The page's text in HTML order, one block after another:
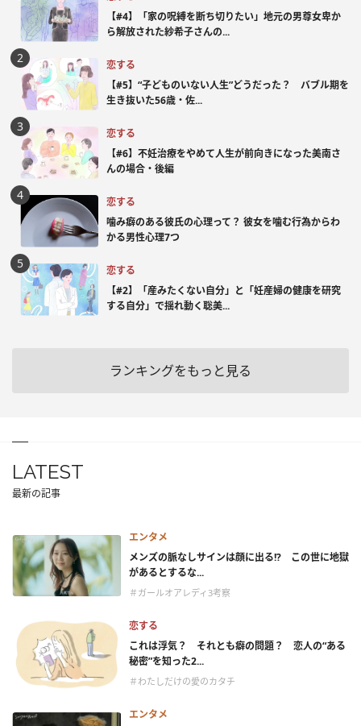
【#4】「家の呪縛を断ち切りたい」地元の男尊女卑か
ら解放された紗希子さんの...
恋する
【#5】“子どものいない人生”どうだった？ バブル期を
生き抜いた56歳・佐...
恋する
【#6】不妊治療をやめて人生が前向きになった美南さ
んの場合・後編
恋する
噛み癖のある彼氏の心理って？ 彼女を噛む行為からわ
かる男性心理7つ
恋する
【#2】「産みたくない自分」と「妊産婦の健康を研究
する自分」で揺れ動く聡美...
ランキングをもっと見る
LATEST
最新の記事
エンタメ
メンズの脈なしサインは顔に出る!? この世に地獄
があるとするな...
＃ガールオアレディ3考察
恋する
これは浮気？ それとも癖の問題？ 恋人の“ある
秘密”を知った2...
＃わたしだけの愛のカタチ
エンタメ